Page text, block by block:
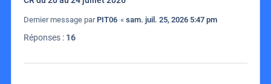
Dernier message par PIT06 « sam. juil. 25, 2026 5:47 pm
Réponses : 16